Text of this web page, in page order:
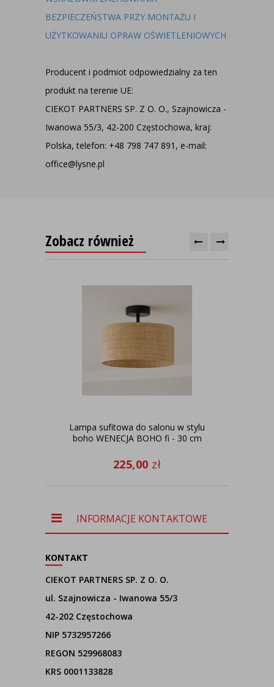
BEZPIECZEŃSTWA PRZY MONTAŻU I
UŻYTKOWANIU OPRAW OŚWIETLENIOWYCH
Producent i podmiot odpowiedzialny za ten
produkt na terenie UE:
CIEKOT PARTNERS SP. Z O. O., Szajnowicza -
Iwanowa 55/3, 42-200 Częstochowa, kraj:
Polska, telefon: +48 798 747 891, e-mail:
office@lysne.pl
Zobacz również
Lampa sufitowa do salonu w stylu
boho WENECJA BOHO fi - 30 cm
225,00 zł
INFORMACJE KONTAKTOWE
KONTAKT
CIEKOT PARTNERS SP. Z O. O.
ul. Szajnowicza - Iwanowa 55/3
42-202 Częstochowa
NIP 5732957266
REGON 529968083
KRS 0001133828